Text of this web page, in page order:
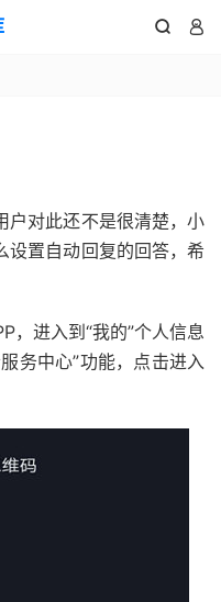
 
户对此还不是很清楚，小
设置自动回复的回答，希
，进入到“我的”个人信息
务中心”功能，点击进入